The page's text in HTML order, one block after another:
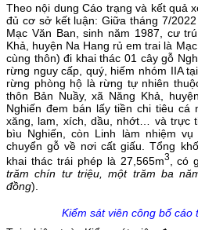
Theo nội dung Cáo trạng và kết quả
đủ cơ sở kết luận: Giữa tháng 7/
Mạc Văn Ban, sinh năm 1987, cư
Khả, huyện Na Hang rủ em trai là
cùng thôn) đi khai thác 01 cây gỗ
rừng nguy cấp, quý, hiếm nhóm IIA
rừng phòng hộ là rừng tự nhiên
thôn Bản Nuầy, xã Năng Khả,
Nghiến đem bán lấy tiền chi tiêu cá
xăng, lam, xích, dầu, nhớt… và trực
bìu Nghiến, còn Linh làm nhiệm
chuyển gỗ về nơi cất giấu. Tổng
khai thác trái phép là 27,565m3, có
trăm chín tư triệu, một trăm ba
đồng).
Kiểm sát viên công bố cáo